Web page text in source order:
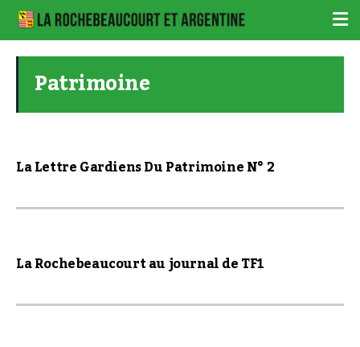
Patrimoine
La Lettre Gardiens Du Patrimoine N° 2
La Rochebeaucourt au journal de TF1